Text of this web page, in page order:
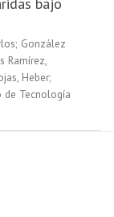
; González
Ramírez,
Heber;
de Tecnología